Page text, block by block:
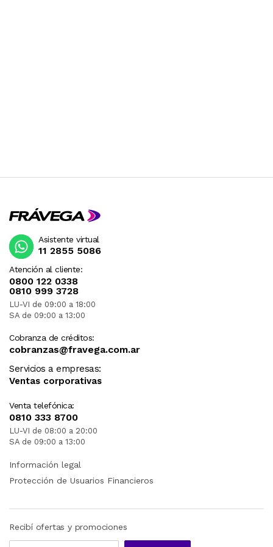
Atención al cliente:
0800 122 0338
0810 999 3728
LU-VI de 09:00 a 18:00
SA de 09:00 a 13:00
Cobranza de créditos:
cobranzas@fravega.com.ar
Servicios a empresas:
Ventas corporativas
Venta telefónica:
0810 333 8700
LU-VI de 08:00 a 20:00
SA de 09:00 a 13:00
Asistente virtual
11 2855 5086
Información legal
Protección de Usuarios Financieros
Recibí ofertas y promociones